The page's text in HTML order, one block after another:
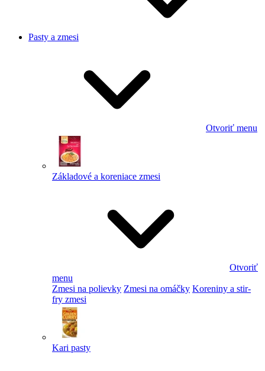
Pasty a zmesi
Otvoriť menu
Základové a koreniace zmesi
Otvoriť
menu
Zmesi na polievky Zmesi na omáčky Koreniny a stir-
fry zmesi
Kari pasty